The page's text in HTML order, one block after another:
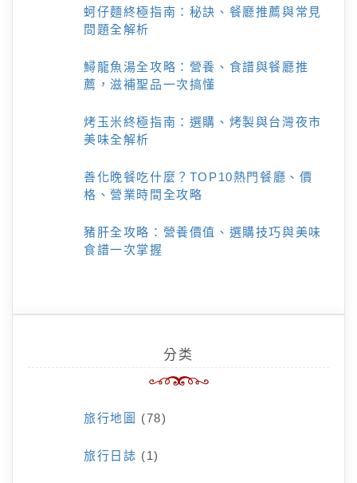
蚵仔麵終極指南：秘訣、餐廳推薦與常見
問題全解析
鱘龍魚湯全攻略：營養、食譜與餐廳推
薦，滋補聖品一次搞懂
烤玉米終極指南：選購、烤製與台灣夜市
美味全解析
善化晚餐吃什麼？TOP10熱門餐廳、價
格、營業時間全攻略
豬肝全攻略：營養價值、選購技巧與美味
食譜一次掌握
分类
旅行地圖 (78)
旅行日誌 (1)